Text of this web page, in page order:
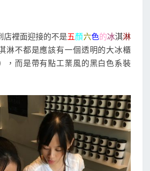
店裡面迎接的不是五顏六色的冰淇淋
淋不都是應該有一個透明的大冰櫃
，而是帶有點工業風的黑白色系裝